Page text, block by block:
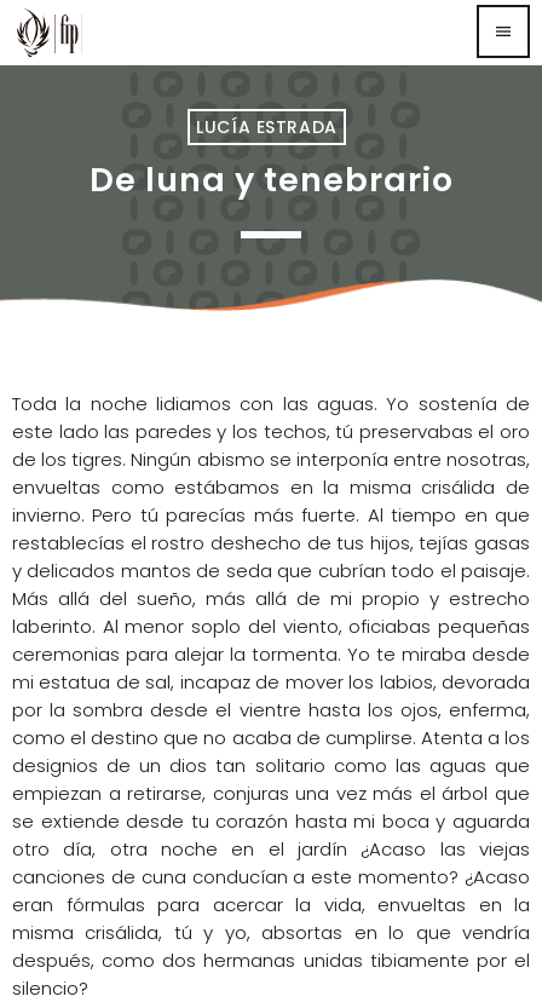
menu
Sorry, there is nothing for the moment.
LUCÍA ESTRADA
De luna y tenebrario
Toda la noche lidiamos con las aguas. Yo sostenía de
este lado las paredes y los techos, tú preservabas el oro
de los tigres. Ningún abismo se interponía entre nosotras,
envueltas como estábamos en la misma crisálida de
invierno. Pero tú parecías más fuerte. Al tiempo en que
restablecías el rostro deshecho de tus hijos, tejías gasas
y delicados mantos de seda que cubrían todo el paisaje.
Más allá del sueño, más allá de mi propio y estrecho
laberinto. Al menor soplo del viento, oficiabas pequeñas
ceremonias para alejar la tormenta. Yo te miraba desde
mi estatua de sal, incapaz de mover los labios, devorada
por la sombra desde el vientre hasta los ojos, enferma,
como el destino que no acaba de cumplirse. Atenta a los
designios de un dios tan solitario como las aguas que
empiezan a retirarse, conjuras una vez más el árbol que
se extiende desde tu corazón hasta mi boca y aguarda
otro día, otra noche en el jardín ¿Acaso las viejas
canciones de cuna conducían a este momento? ¿Acaso
eran fórmulas para acercar la vida, envueltas en la
misma crisálida, tú y yo, absortas en lo que vendría
después, como dos hermanas unidas tibiamente por el
silencio?